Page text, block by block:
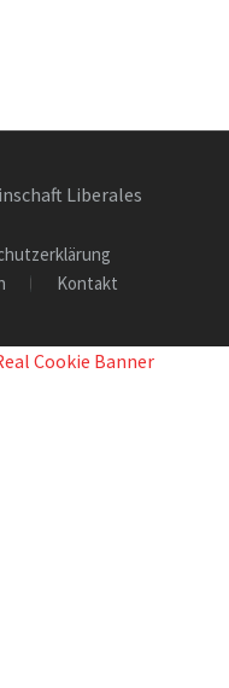
Liberales
Kontakt
Cookie Banner